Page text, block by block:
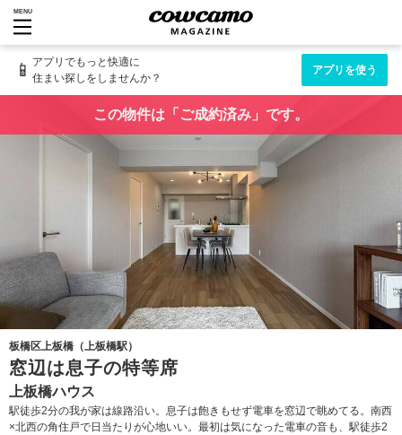
MENU
📱 アプリでもっと快適に
住まい探しをしませんか？
アプリを使う
この物件は「ご成約済み」です。
板橋区上板橋（上板橋駅）
窓辺は息子の特等席
上板橋ハウス
駅徒歩2分の我が家は線路沿い。息子は飽きもせず電車を窓辺で眺めてる。南西
×北西の角住戸で日当たりが心地いい。最初は気になった電車の音も、駅徒歩2